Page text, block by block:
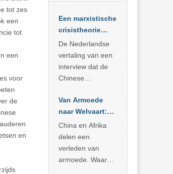
tot zes
een
tot
een
voor
de
en
Een marxistische
crisistheorie
voor vandaag
De Nederlandse
vertaling van een
interview dat de
Chinese
Sociale
Wetenschappen
afnam van de
Britse
marxistische
econoom Michael
Van Armoede
naar Welvaart:
Wat Afrika kan
leren van
China’s
economisch
China en Afrika
delen een
verleden van
armoede. Waar